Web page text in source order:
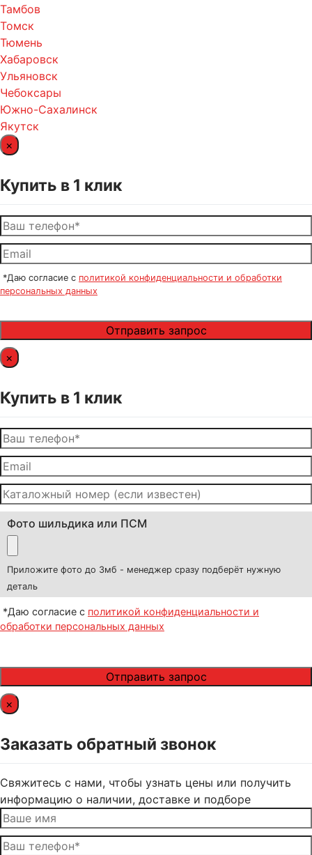
Тамбов
Томск
Тюмень
Хабаровск
Ульяновск
Чебоксары
Южно-Сахалинск
Якутск
×
Купить в 1 клик
*Даю согласие с политикой конфиденциальности и обработки
персональных данных
×
Купить в 1 клик
Фото шильдика или ПСМ
Приложите фото до 3мб - менеджер сразу подберёт нужную
деталь
*Даю согласие с политикой конфиденциальности и
обработки персональных данных
×
Заказать обратный звонок
Свяжитесь с нами, чтобы узнать цены или получить
информацию о наличии, доставке и подборе